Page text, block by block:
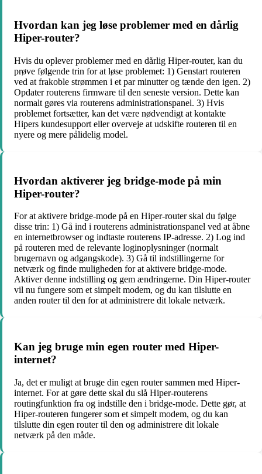
Hvordan kan jeg løse problemer med en dårlig
Hiper-router?
Hvis du oplever problemer med en dårlig Hiper-router, kan du
prøve følgende trin for at løse problemet: 1) Genstart routeren
ved at frakoble strømmen i et par minutter og tænde den igen. 2)
Opdater routerens firmware til den seneste version. Dette kan
normalt gøres via routerens administrationspanel. 3) Hvis
problemet fortsætter, kan det være nødvendigt at kontakte
Hipers kundesupport eller overveje at udskifte routeren til en
nyere og mere pålidelig model.
Hvordan aktiverer jeg bridge-mode på min
Hiper-router?
For at aktivere bridge-mode på en Hiper-router skal du følge
disse trin: 1) Gå ind i routerens administrationspanel ved at åbne
en internetbrowser og indtaste routerens IP-adresse. 2) Log ind
på routeren med de relevante loginoplysninger (normalt
brugernavn og adgangskode). 3) Gå til indstillingerne for
netværk og finde muligheden for at aktivere bridge-mode.
Aktiver denne indstilling og gem ændringerne. Din Hiper-router
vil nu fungere som et simpelt modem, og du kan tilslutte en
anden router til den for at administrere dit lokale netværk.
Kan jeg bruge min egen router med Hiper-
internet?
Ja, det er muligt at bruge din egen router sammen med Hiper-
internet. For at gøre dette skal du slå Hiper-routerens
routingfunktion fra og indstille den i bridge-mode. Dette gør, at
Hiper-routeren fungerer som et simpelt modem, og du kan
tilslutte din egen router til den og administrere dit lokale
netværk på den måde.